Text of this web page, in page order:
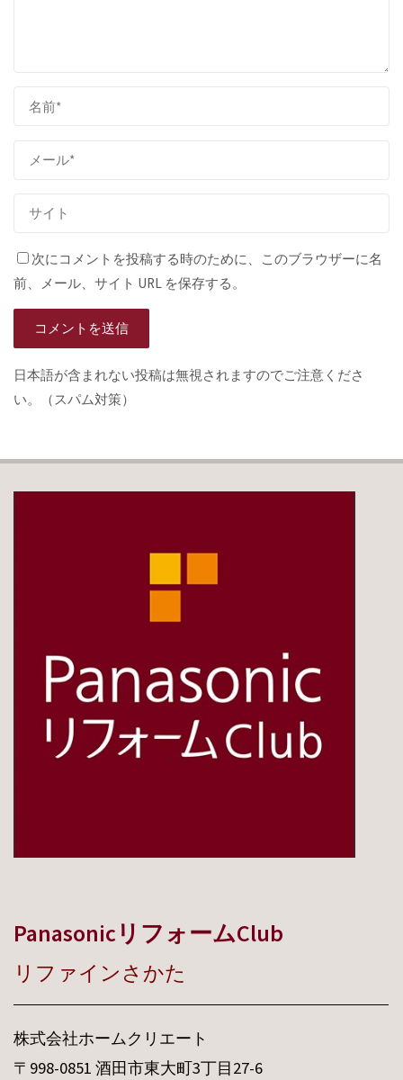
次にコメントを投稿する時のために、このブラウザーに名
前、メール、サイト URL を保存する。
日本語が含まれない投稿は無視されますのでご注意くださ
い。（スパム対策）
PanasonicリフォームClub
リファインさかた
株式会社ホームクリエート
〒998-0851 酒田市東大町3丁目27-6